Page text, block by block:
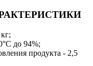
до 94%;
продукта - 2,5